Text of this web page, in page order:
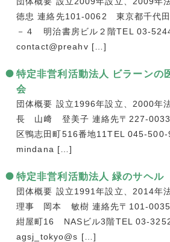
徳忠 連絡先101-0062 東京都千代田
－４ 明治書房ビル２階TEL 03-
contact@preahv […]
特定非営利活動法人 ビラーンの
会
団体概要 設立1996年設立、2000年
長 山﨑 登美子 連絡先〒227-
区鴨志田町516番地11TEL 045-
mindana […]
特定非営利活動法人 緑のサヘル
団体概要 設立1991年設立、2014年
理事 岡本 敏樹 連絡先〒101-
紺屋町16 NASビル3階TEL 03-
agsj_tokyo@s […]